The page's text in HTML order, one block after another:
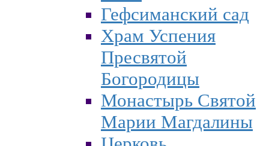
Гефсиманский сад
Храм Успения
Пресвятой
Богородицы
Монастырь Святой
Марии Магдалины